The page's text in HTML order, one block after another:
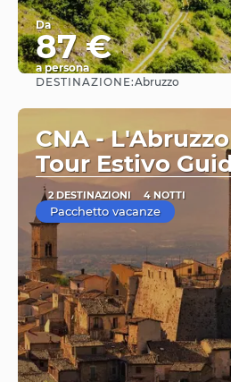
Da
87 €
a persona
DESTINAZIONE:Abruzzo
CNA -
Tour Estivo
2 DESTINAZIONI 4 NOTTI
Pacchetto vacanze